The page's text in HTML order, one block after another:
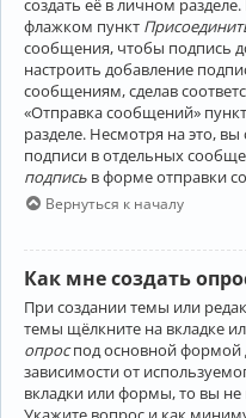
флажком пункт
сообщения, чтобы подпись
настроить добавление
сообщениям, сделав
«Отправка сообщений»
разделе. Несмотря на это,
подписи в отдельных
подпись в форме отправки
Вернуться к началу
Как мне создать
При создании темы или
темы щёлкните на вкладке
опроспод основной формой
зависимости от
вкладки или формы, то вы не